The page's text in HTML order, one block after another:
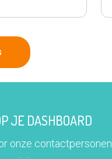
JE DASHBOARD
onze contactpersonen